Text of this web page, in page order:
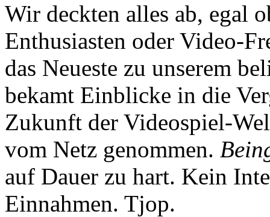
Wir deckten alles ab, egal
Enthusiasten oder Video-
das Neueste zu unserem
bekamt Einblicke in die
Zukunft der Videospiel-
vom Netz genommen.
auf Dauer zu hart. Kein
Einnahmen. Tjop.